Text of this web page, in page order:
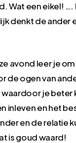
Wat een eikel! ….
denkt de ander
avond leer je
de ogen van
je beter
inleven en het
en de relatie
is goud waard!